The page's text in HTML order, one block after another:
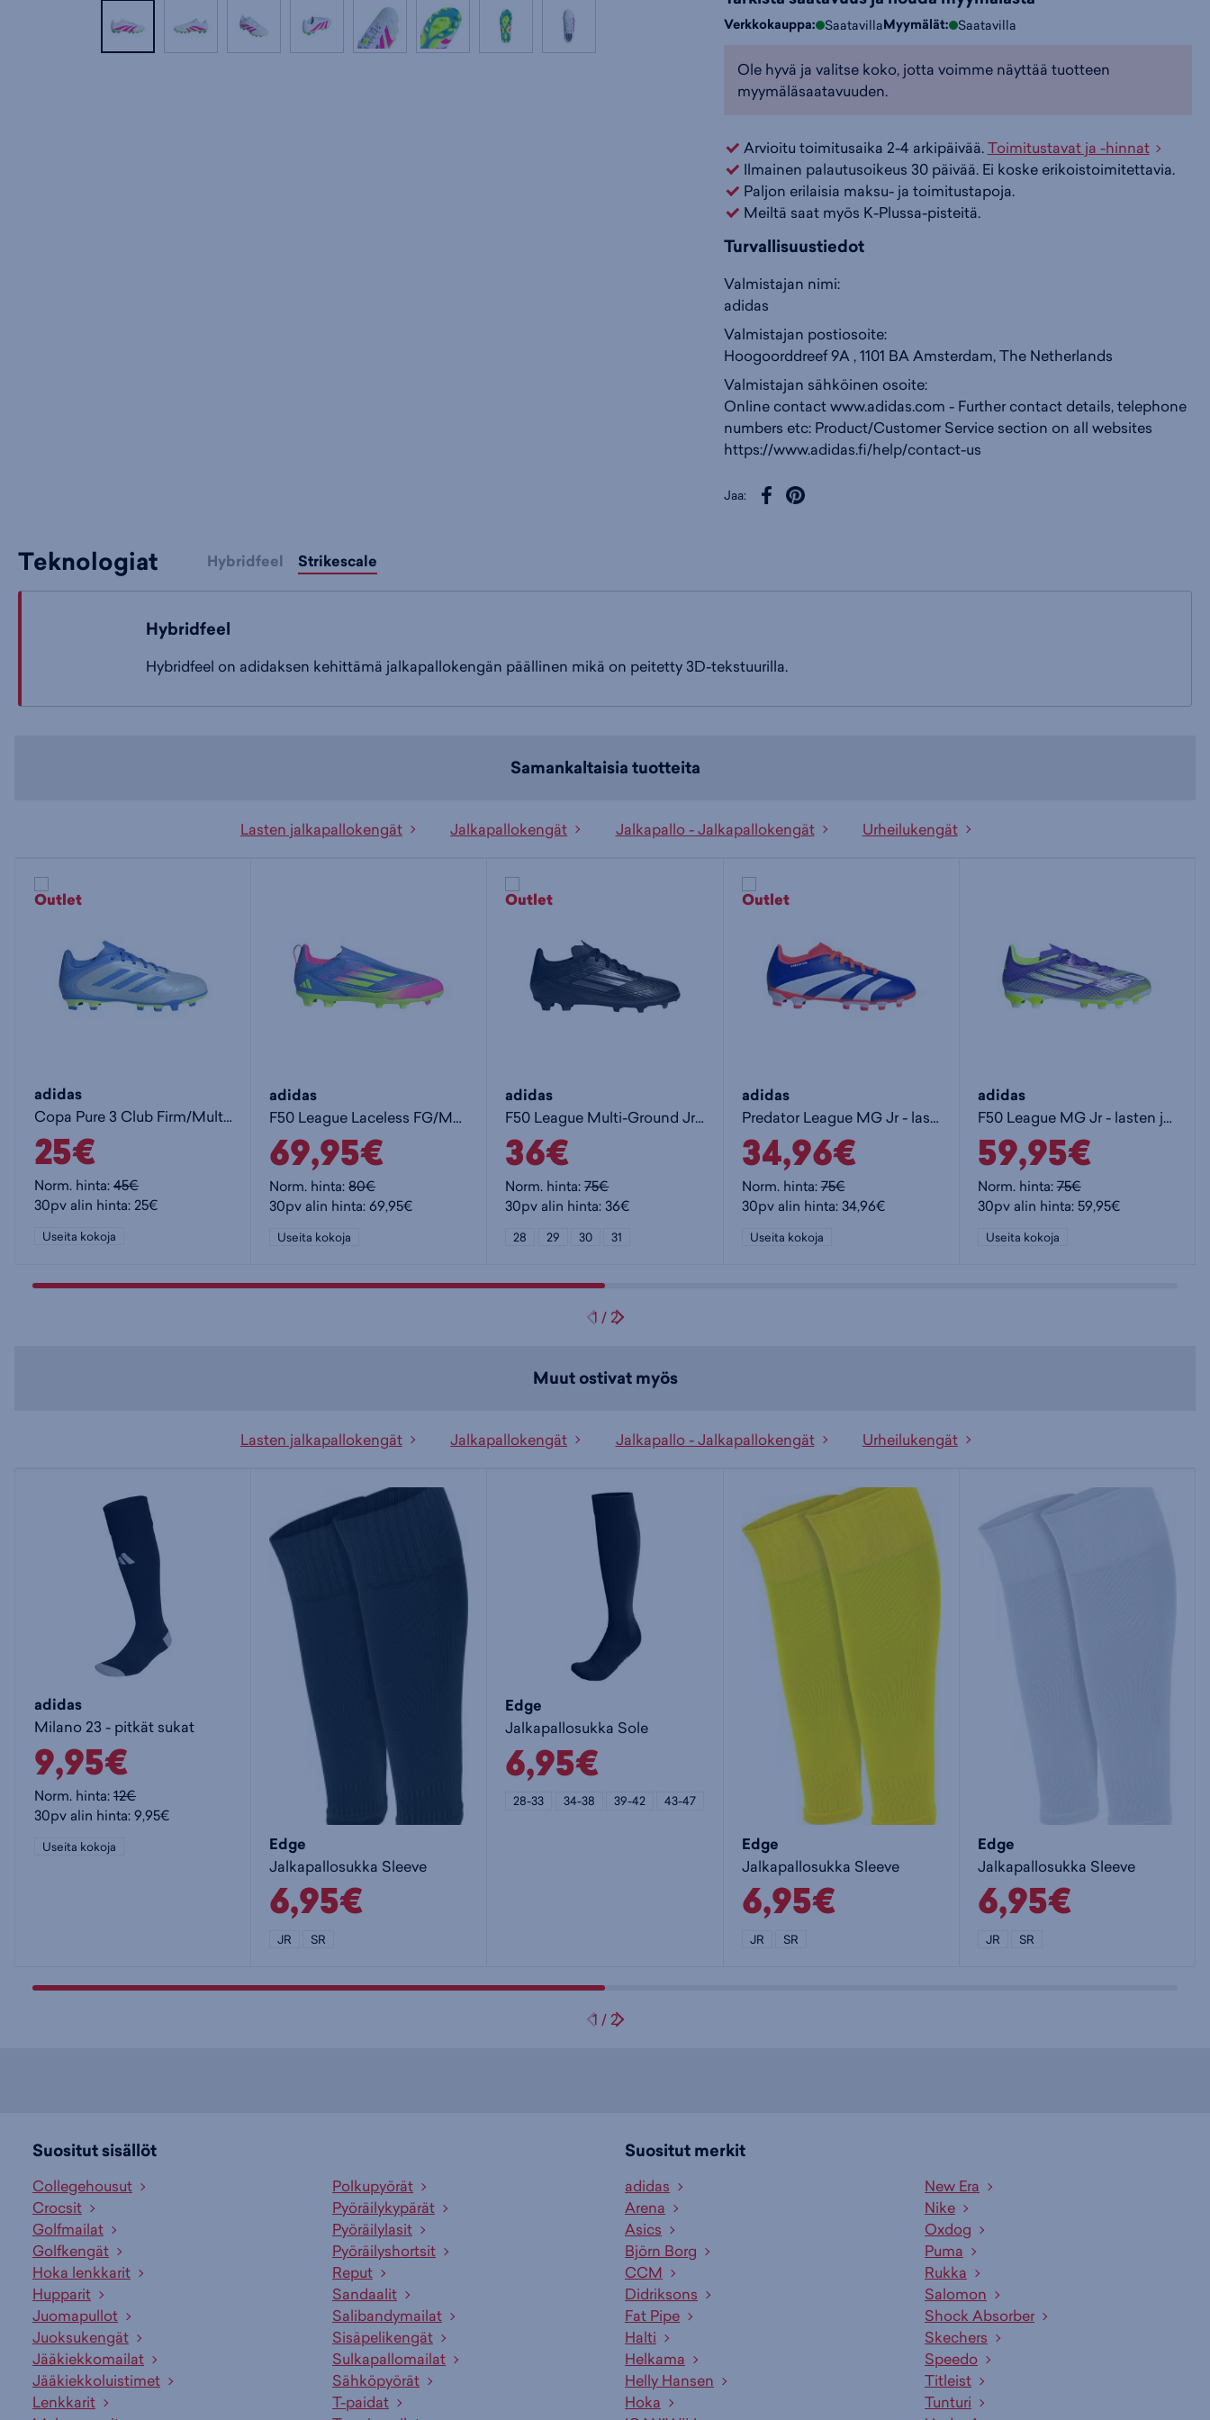
n
: :
Verkkokauppa: SaatavillaMyymälät: Saatavilla
Ole hyvä ja valitse koko, jotta voimme näyttää tuotteen
myymäläsaatavuuden.
Arvioitu toimitusaika 2-4 arkipäivää.Toimitustavat ja -hinnat
Ilmainen palautusoikeus 30 päivää. Ei koske erikoistoimitettavia.
Paljon erilaisia maksu- ja toimitustapoja.
Meiltä saat myös K-Plussa-pisteitä.
Turvallisuustiedot
Valmistajan nimi:
adidas
Valmistajan postiosoite:
Hoogoorddreef 9A , 1101 BA Amsterdam, The Netherlands
Valmistajan sähköinen osoite:
Online contact www.adidas.com - Further contact details, telephone
numbers etc: Product/Customer Service section on all websites
https://www.adidas.fi/help/contact-us
Jaa:
Teknologiat Hybridfeel Strikescale
Hybridfeel
Hybridfeel on adidaksen kehittämä jalkapallokengän päällinen mikä on peitetty 3D-tekstuurilla.
Samankaltaisia tuotteita
Lasten jalkapallokengät Jalkapallokengät Jalkapallo - Jalkapallokengät Urheilukengät
adidas
Copa Pure 3 Club Firm/Multi-Ground Boots Jr - lasten jalkapallokengät (MG)
25€
Norm. hinta:45€
30pv alin hinta: 25€
Useita kokoja
adidas
F50 League Laceless FG/MG Jr - lasten jalkapallokengät (MG)
69,95€
Norm. hinta:80€
30pv alin hinta: 69,95€
Useita kokoja
adidas
F50 League Multi-Ground Jr - lasten jalkapallokengät (MG)
36€
Norm. hinta:75€
30pv alin hinta: 36€
28 29 30 31
adidas
Predator League MG Jr - lasten jalkapallokengät (MG)
34,96€
Norm. hinta:75€
30pv alin hinta: 34,96€
Useita kokoja
adidas
F50 League MG Jr - lasten jalkapallokengät (MG)
59,95€
Norm. hinta:75€
30pv alin hinta: 59,95€
Useita kokoja
1 / 2
Muut ostivat myös
Lasten jalkapallokengät Jalkapallokengät Jalkapallo - Jalkapallokengät Urheilukengät
adidas
Milano 23 - pitkät sukat
9,95€
Norm. hinta:12€
30pv alin hinta: 9,95€
Useita kokoja Edge
Jalkapallosukka Sleeve
6,95€
JR SR
Edge
Jalkapallosukka Sole
6,95€
28-33 34-38 39-42 43-47
Edge
Jalkapallosukka Sleeve
6,95€
JR SR
Edge
Jalkapallosukka Sleeve
6,95€
JR SR
1 / 2
Suositut sisällöt
Collegehousut
Crocsit
Golfmailat
Golfkengät
Hoka lenkkarit
Hupparit
Juomapullot
Juoksukengät
Jääkiekkomailat
Jääkiekkoluistimet
Lenkkarit
Polkupyörät
Pyöräilykypärät
Pyöräilylasit
Pyöräilyshortsit
Reput
Sandaalit
Salibandymailat
Sisäpelikengät
Sulkapallomailat
Sähköpyörät
T-paidat
Suositut merkit
adidas
Arena
Asics
Björn Borg
CCM
Didriksons
Fat Pipe
Halti
Helkama
Helly Hansen
Hoka
New Era
Nike
Oxdog
Puma
Rukka
Salomon
Shock Absorber
Skechers
Speedo
Titleist
Tunturi